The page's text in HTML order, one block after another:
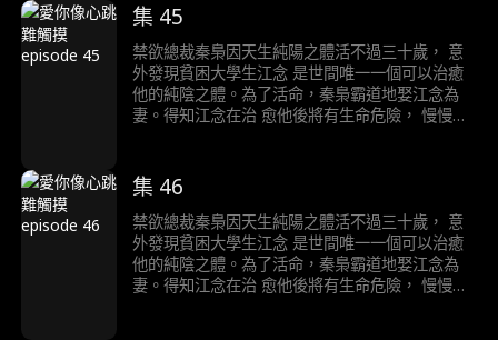
集 45
禁欲總裁秦梟因天生純陽之體活不過三十歲， 意
外發現貧困大學生江念 是世間唯一一個可以治癒
他的純陰之體。為了活命，秦梟霸道地娶江念為
妻。得知江念在治 愈他後將有生命危險， 慢慢愛
集 46
禁欲總裁秦梟因天生純陽之體活不過三十歲， 意
外發現貧困大學生江念 是世間唯一一個可以治癒
他的純陰之體。為了活命，秦梟霸道地娶江念為
妻。得知江念在治 愈他後將有生命危險， 慢慢愛